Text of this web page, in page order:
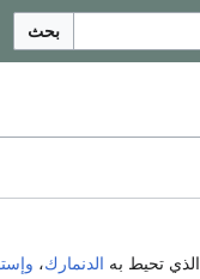
بحث
الذي تحيط به الدنمارك،